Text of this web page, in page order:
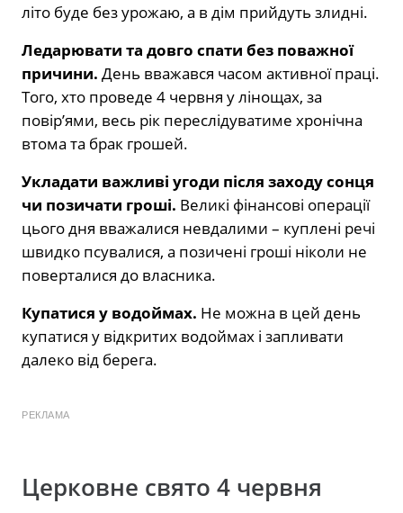
літо буде без урожаю, а в дім прийдуть злидні.
Ледарювати та довго спати без поважної
причини. День вважався часом активної праці.
Того, хто проведе 4 червня у лінощах, за
повір’ями, весь рік переслідуватиме хронічна
втома та брак грошей.
Укладати важливі угоди після заходу сонця
чи позичати гроші. Великі фінансові операції
цього дня вважалися невдалими – куплені речі
швидко псувалися, а позичені гроші ніколи не
поверталися до власника.
Купатися у водоймах. Не можна в цей день
купатися у відкритих водоймах і запливати
далеко від берега.
РЕКЛАМА
Церковне свято 4 червня